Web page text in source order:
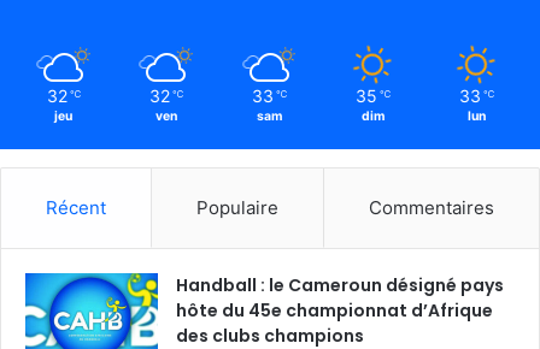
32 ℃
jeu
32 ℃
ven
33 ℃
sam
35 ℃
dim
33 ℃
lun
Récent Populaire Commentaires
Handball : le Cameroun désigné pays
hôte du 45e championnat d’Afrique
des clubs champions